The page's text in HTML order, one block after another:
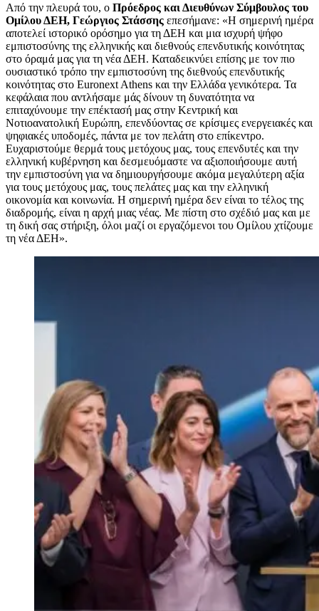
Από την πλευρά του, ο Πρόεδρος και Διευθύνων Σύμβουλος του
Ομίλου ΔΕΗ, Γεώργιος Στάσσης επεσήμανε: «Η σημερινή ημέρα
αποτελεί ιστορικό ορόσημο για τη ΔΕΗ και μια ισχυρή ψήφο
εμπιστοσύνης της ελληνικής και διεθνούς επενδυτικής κοινότητας
στο όραμά μας για τη νέα ΔΕΗ. Καταδεικνύει επίσης με τον πιο
ουσιαστικό τρόπο την εμπιστοσύνη της διεθνούς επενδυτικής
κοινότητας στο Euronext Athens και την Ελλάδα γενικότερα. Τα
κεφάλαια που αντλήσαμε μάς δίνουν τη δυνατότητα να
επιταχύνουμε την επέκτασή μας στην Κεντρική και
Νοτιοανατολική Ευρώπη, επενδύοντας σε κρίσιμες ενεργειακές και
ψηφιακές υποδομές, πάντα με τον πελάτη στο επίκεντρο.
Ευχαριστούμε θερμά τους μετόχους μας, τους επενδυτές και την
ελληνική κυβέρνηση και δεσμευόμαστε να αξιοποιήσουμε αυτή
την εμπιστοσύνη για να δημιουργήσουμε ακόμα μεγαλύτερη αξία
για τους μετόχους μας, τους πελάτες μας και την ελληνική
οικονομία και κοινωνία. Η σημερινή ημέρα δεν είναι το τέλος της
διαδρομής, είναι η αρχή μιας νέας. Με πίστη στο σχέδιό μας και με
τη δική σας στήριξη, όλοι μαζί οι εργαζόμενοι του Ομίλου χτίζουμε
τη νέα ΔΕΗ».